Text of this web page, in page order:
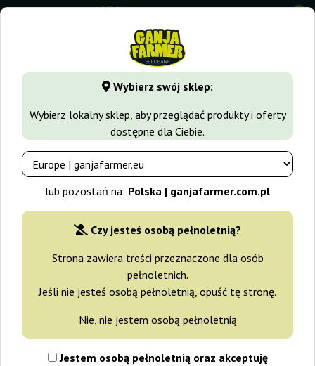
Wybierz swój sklep:
Wybierz lokalny sklep, aby przeglądać produkty i oferty
dostępne dla Ciebie.
lub pozostań na: Polska | ganjafarmer.com.pl
Czy jesteś osobą pełnoletnią?
Strona zawiera treści przeznaczone dla osób
pełnoletnich.
Jeśli nie jesteś osobą pełnoletnią, opuść tę stronę.
Nie, nie jestem osobą pełnoletnią
Jestem osobą pełnoletnią oraz akceptuję
0
GanjaFarmer.com.pl Odmiany Marihuany Skunk White
Label